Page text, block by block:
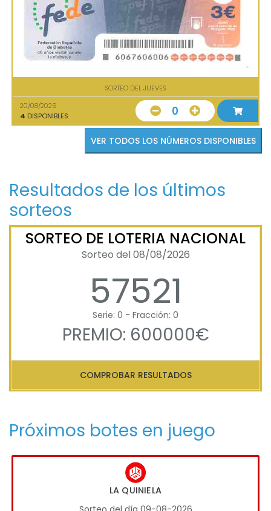
SORTEO DEL JUEVES
20/08/2026
4 DISPONIBLES 0
VER TODOS LOS NÚMEROS DISPONIBLES
Resultados de los últimos
sorteos
SORTEO DE LOTERIA NACIONAL
Sorteo del 08/08/2026
57521
Serie: 0 - Fracción: 0
PREMIO: 600000€
COMPROBAR RESULTADOS
Próximos botes en juego
LA QUINIELA